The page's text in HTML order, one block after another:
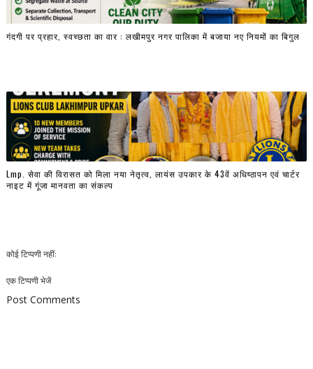
गंदगी पर प्रहार, स्वच्छता का वार : लखीमपुर नगर पालिका में बजाया नए नियमों का बिगुल
Lmp. सेवा की विरासत को मिला नया नेतृत्व, लायंस उपकार के 43वें अधिष्ठापन एवं चार्टर
नाइट में गूंजा मानवता का संकल्प
कोई टिप्पणी नहीं:
एक टिप्पणी भेजें
Post Comments